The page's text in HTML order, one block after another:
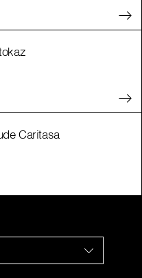
Caritasa